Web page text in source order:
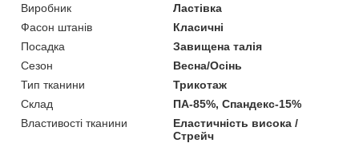
Виробник
Ластівка
Фасон штанів
Класичні
Посадка
Завищена талія
Сезон
Весна/Осінь
Тип тканини
Трикотаж
Склад
ПА-85%, Спандекс-15%
Властивості тканини
Еластичність висока /
Стрейч